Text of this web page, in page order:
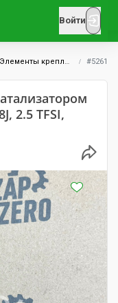
Войти
Элементы крепления выхлопной системы #5261
2.5 TFSI,